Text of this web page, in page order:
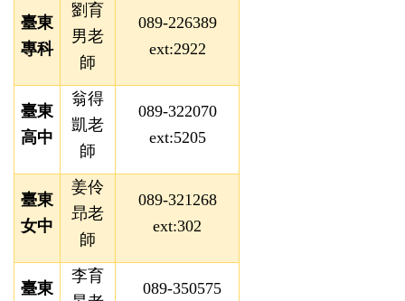
臺東
專科
劉育
男老
師
089-226389
ext:2922
臺東
高中
翁得
凱老
師
089-322070
ext:5205
臺東
女中
姜伶
昻老
師
089-321268
ext:302
臺東
李育
089-350575